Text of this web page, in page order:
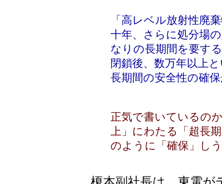
「高レベル放射性廃
十年、さらに処分場
なりの長期間を要す
閉鎖後、数万年以上
長期間の安全性の確
正気で書いているの
上」にわたる「超長
のように「確保」し